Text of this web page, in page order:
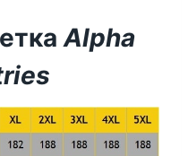
Alpha